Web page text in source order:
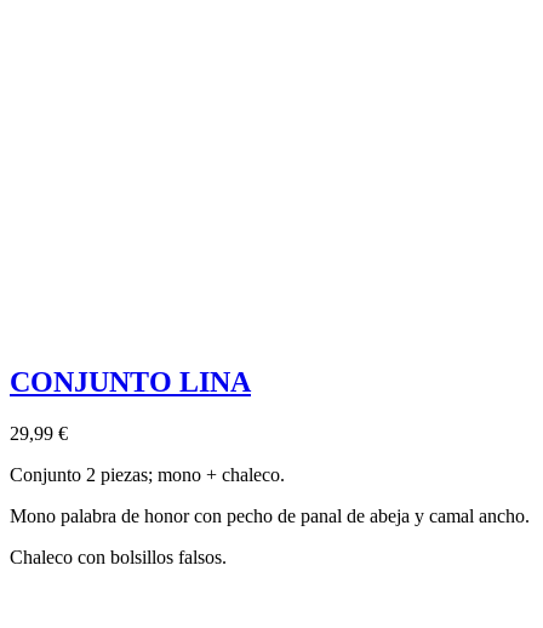
CONJUNTO LINA
29,99 €
Conjunto 2 piezas; mono + chaleco.
Mono palabra de honor con pecho de panal de abeja y camal ancho.
Chaleco con bolsillos falsos.